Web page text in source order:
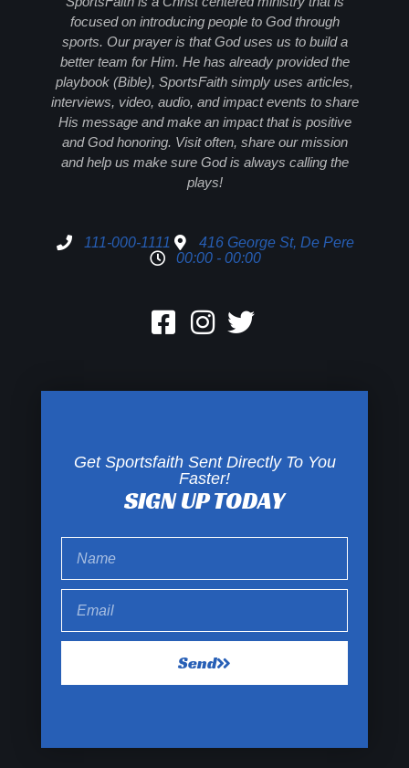
focused on introducing people to God through
sports. Our prayer is that God uses us to build a
better team for Him. He has already provided the
playbook (Bible), SportsFaith simply uses articles,
interviews, video, audio, and impact events to share
His message and make an impact that is positive
and God honoring. Visit often, share our mission
and help us make sure God is always calling the
plays!
111-000-1111
416 George St, De Pere
00:00 - 00:00
Get Sportsfaith Sent Directly To You
Faster!
SIGN UP TODAY
Send